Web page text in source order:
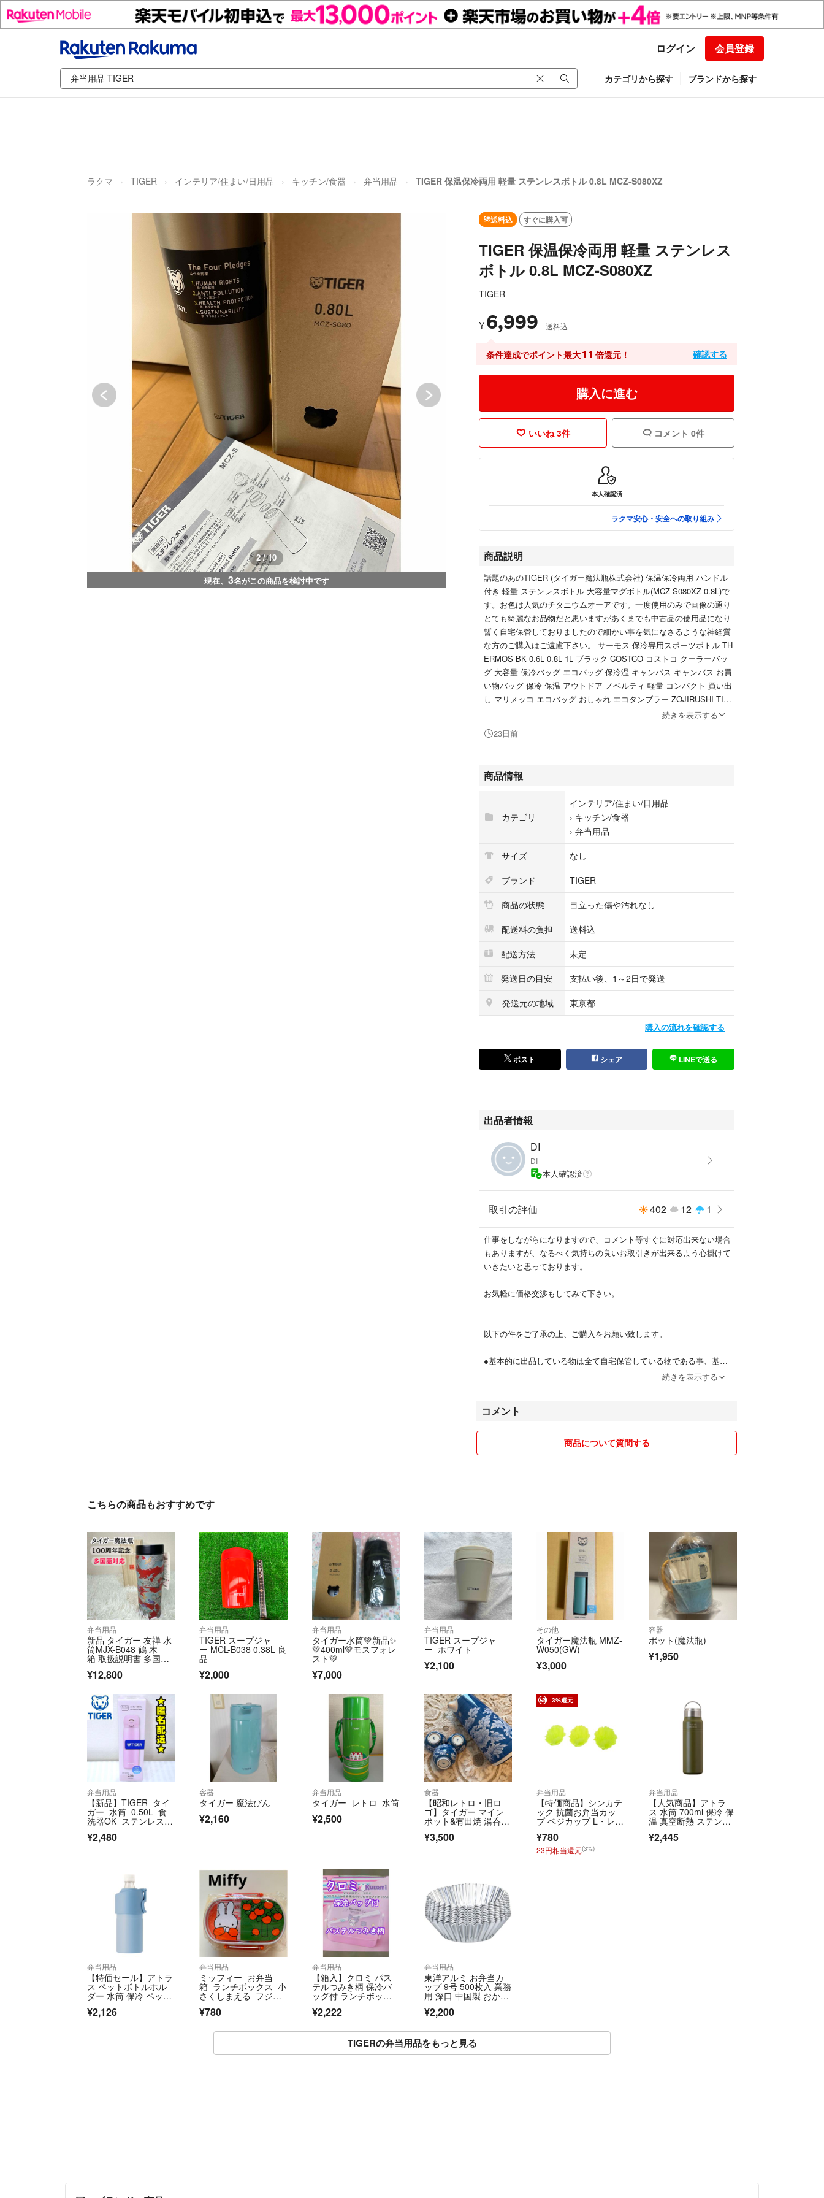
ログイン 会員登録
カテゴリから探す ブランドから探す
ラクマ TIGER インテリア/住まい/日用品 キッチン/食器 弁当用品 TIGER 保温保冷両用 軽量 ステンレスボトル 0.8L MCZ-S080XZ
3 / 10
現在、 3名がこの商品を検討中です
送料込 すぐに購入可
TIGER 保温保冷両用 軽量 ステンレス
ボトル 0.8L MCZ-S080XZ
TIGER
¥ 6,999 送料込
条件達成でポイント最大11 倍還元！ 確認する
購入に進む
いいね 3件 コメント 0件
本人確認済
ラクマ安心・安全への取り組み
商品説明
話題のあのTIGER (タイガー魔法瓶株式会社) 保温保冷両用 ハンドル
付き 軽量 ステンレスボトル 大容量マグボトル(MCZ-S080XZ 0.8L)で
す。お色は人気のチタニウムオーアです。一度使用のみで画像の通り
とても綺麗なお品物だと思いますがあくまでも中古品の使用品になり
暫く自宅保管しておりましたので細かい事を気になさるような神経質
な方のご購入はご遠慮下さい。 サーモス 保冷専用スポーツボトル TH
ERMOS BK 0.6L 0.8L 1L ブラック COSTCO コストコ クーラーバッ
グ 大容量 保冷バッグ エコバッグ 保冷温 キャンパス キャンバス お買
い物バッグ 保冷 保温 アウトドア ノベルティ 軽量 コンパクト 買い出
し マリメッコ エコバッグ おしゃれ エコタンブラー ZOJIRUSHI TIG
ER タイガー魔法瓶 象印マホービン サーモス THERMOS 水筒 真空断
ル ステンレス タンブラー 軽量 保冷 保温 夏 熱中症 レジャー アウト
ハラマグ SAHARA MUG ステンレス製 真空マグボトル 保温保冷両
用 コンパクト ポータブル ステンレスマグボトル 保温保冷対応 好き
タイガー魔法瓶(TIGER) タイガー 水筒 800ml ハンドル付き 軽量 ステ
ンレスボトル アウトドア オフィス チタニウムオーア(ステンレス) MC
Z-S080XZ
ブランド：タイガー魔法瓶(TIGER)
容量：0.8 L
色：チタニアムオーア(ステンレス)
商品用途：保温保冷
・本体サイズ(約)(cm):7.8×7.8×29.4(幅×奥行×高さ)
・はずせる飲み口と丸洗いOKの本体
・ストレスのない飲み口、広口・ストレーナーつきせん
・すべりにくい表面、パウダーコーティング塗装
続きを表示する
23日前
商品情報
カテゴリ
インテリア/住まい/日用品
› キッチン/食器
› 弁当用品
サイズ
なし
ブランド
TIGER
商品の状態
目立った傷や汚れなし
配送料の負担
送料込
配送方法
未定
発送日の目安
支払い後、1～2日で発送
発送元の地域
東京都
購入の流れを確認する
ポスト シェア LINEで送る
出品者情報
DI
DI
本人確認済
取引の評価 402 12 1
仕事をしながらになりますので、コメント等すぐに対応出来ない場合
もありますが、なるべく気持ちの良いお取引きが出来るよう心掛けて
いきたいと思っております。
お気軽に価格交渉もしてみて下さい。
以下の件をご了承の上、ご購入をお願い致します。
●基本的に出品している物は全て自宅保管している物である事、基本
的にUSEDである事をご理解の上お買い求め下さい。
●疑問点などありましたら、必ず購入前にコメントでご確認下さい。
●着画はお断りしておりますが、質問にはなるべく分かりやすくお答
●発送の際に使用する梱包材や袋などは、基本的に再利用の物です。
続きを表示する
コメント
商品について質問する
こちらの商品もおすすめです
弁当用品
新品 タイガー 友禅 水
筒MJX-B048 鶴 木
箱 取扱説明書 多国語
¥12,800
弁当用品
TIGER スープジャ
ー MCL-B038 0.38L 良
品
¥2,000
弁当用品
タイガー水筒💚新品✨
💚400ml💚モスフォレ
スト💚
¥7,000
弁当用品
TIGER スープジャ
ー ホワイト
¥2,100
その他
タイガー魔法瓶 MMZ-
W050(GW)
¥3,000
容器
ポット(魔法瓶)
¥1,950
弁当用品
【新品】TIGER タイ
ガー 水筒 0.50L 食
洗器OK ステンレスボ
トル P
¥2,480
容器
タイガー 魔法びん
¥2,160
弁当用品
タイガー レトロ 水筒
¥2,500
食器
【昭和レトロ・旧ロ
ゴ】タイガー マイン
ポット&有田焼 湯呑
み 華山窯 染付牡丹
¥3,500
3%還元
弁当用品
【特価商品】シンカテ
ック 抗菌お弁当カッ
プ ベジカップ L・レタ
ス 3個入 9×
¥780
23円相当還元(3%)
弁当用品
【人気商品】アトラ
ス 水筒 700ml 保冷 保
温 真空断熱 ステンレ
ス マグボ
¥2,445
弁当用品
【特価セール】アトラ
ス ペットボトルホル
ダー 水筒 保冷 ペット
ボトルクーラー
¥2,126
弁当用品
ミッフィー お弁当
箱 ランチボックス 小
さくしまえる フジパ
ン
¥780
弁当用品
【箱入】クロミ パス
テルつみき柄 保冷バ
ッグ付 ランチボック
ス ２段お弁当箱
¥2,222
弁当用品
東洋アルミ お弁当カ
ップ 9号 500枚入 業務
用 深口 中国製 おかず
カップ アルミケース S
7643 【在庫セール】
¥2,200
TIGERの弁当用品をもっと見る